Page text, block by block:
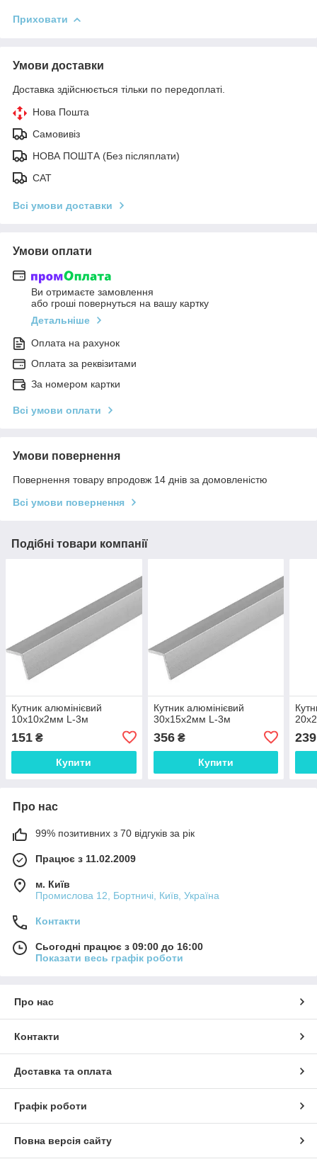
Приховати
Умови доставки
Доставка здійснюється тільки по передоплаті.
Нова Пошта
Самовивіз
НОВА ПОШТА (Без післяплати)
САТ
Всі умови доставки
Умови оплати
Ви отримаєте замовлення
або гроші повернуться на вашу картку
Детальніше
Оплата на рахунок
Оплата за реквізитами
За номером картки
Всі умови оплати
Умови повернення
Повернення товару впродовж 14 днів за домовленістю
Всі умови повернення
Подібні товари компанії
Кутник алюмінієвий
10х10х2мм L-3м
151 ₴
Купити
Кутник алюмінієвий
30х15х2мм L-3м
356₴
Купити
239
Про нас
99% позитивних з 70 відгуків за рік
Працює з 11.02.2009
м. Київ
Промислова 12, Бортничі, Київ, Україна
Контакти
Сьогодні працює з 09:00 до 16:00
Показати весь графік роботи
Про нас
Контакти
Доставка та оплата
Графік роботи
Повна версія сайту